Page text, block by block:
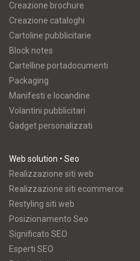
Creazione brochure
Creazione cataloghi
Cartoline pubblicitarie
Block notes
Cartelline portadocumenti
Packaging
Manifesti e locandine
Volantini pubblicitari
Gadget personalizzati
Web solution • Seo
Realizzazione siti web
Realizzazione siti ecommerce
Restyling siti web
Posizionamento Seo
Significato SEO
Esperti SEO